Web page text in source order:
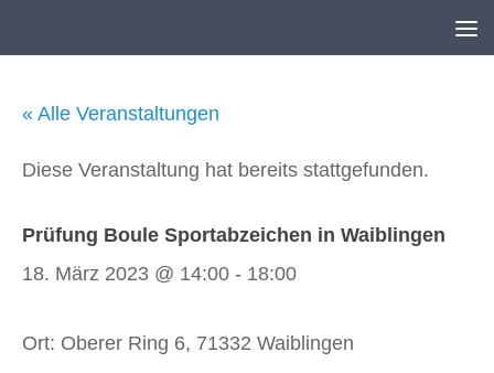
« Alle Veranstaltungen
Diese Veranstaltung hat bereits stattgefunden.
Prüfung Boule Sportabzeichen in Waiblingen
18. März 2023 @ 14:00 - 18:00
Ort: Oberer Ring 6, 71332 Waiblingen